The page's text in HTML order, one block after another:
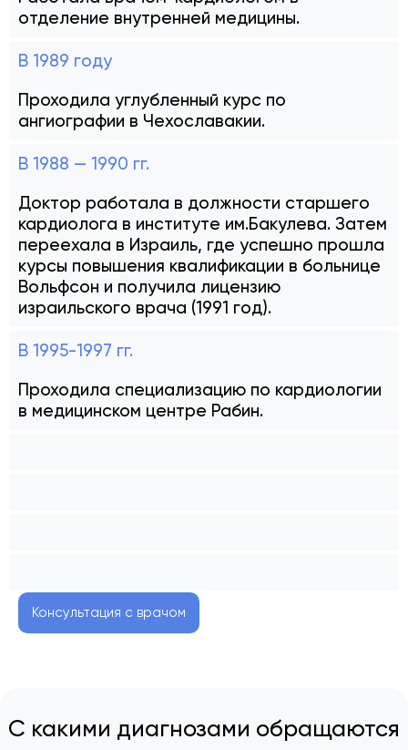
отделение внутренней медицины.
В 1989 году
Проходила углубленный курс по
ангиографии в Чехославакии.
В 1988 — 1990 гг.
Доктор работала в должности старшего
кардиолога в институте им.Бакулева. Затем
переехала в Израиль, где успешно прошла
курсы повышения квалификации в больнице
Вольфсон и получила лицензию
израильского врача (1991 год).
В 1995-1997 гг.
Проходила специализацию по кардиологии
в медицинском центре Рабин.
Консультация с врачом
С какими диагнозами обращаются